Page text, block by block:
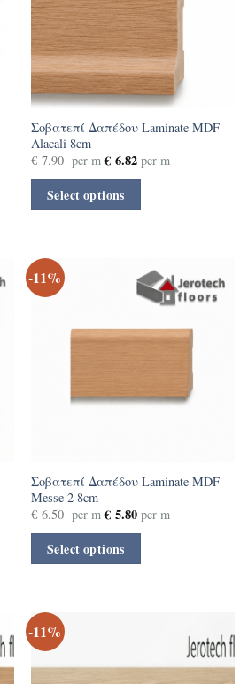
Σοβατεπί Δαπέδου Laminate MDF
Alacali 8cm
€7.90 per m €6.82per m
Select options
-11%
Σοβατεπί Δαπέδου Laminate MDF
Messe 2 8cm
€6.50 per m €5.80per m
Select options
-11%